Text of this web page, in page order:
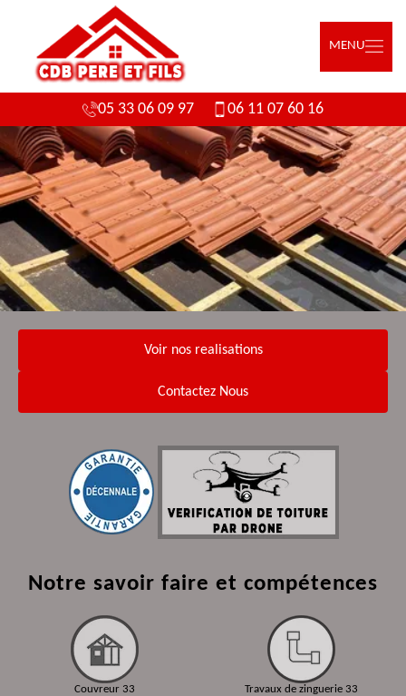
MENU
05 33 06 09 97 06 11 07 60 16
Voir nos realisations
Contactez Nous
Notre savoir faire et compétences
Couvreur 33 Travaux de zinguerie 33